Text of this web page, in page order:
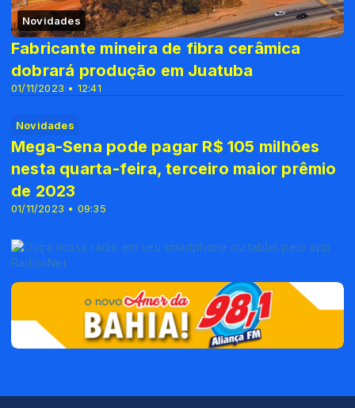
Novidades
01/11/2023 • 12:41
Fabricante mineira de fibra cerâmica
dobrará produção em Juatuba
Novidades
01/11/2023 • 09:35
Mega-Sena pode pagar R$ 105 milhões
nesta quarta-feira, terceiro maior prêmio
de 2023